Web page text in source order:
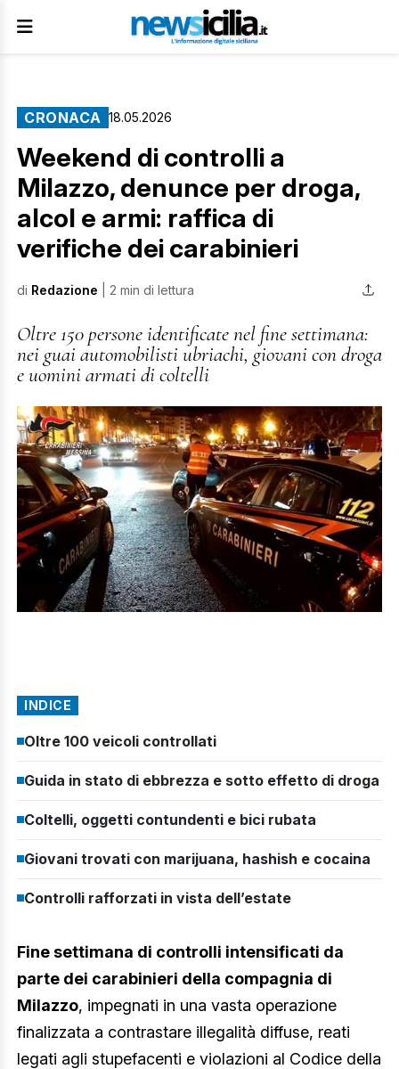
CRONACA 18.05.2026
Weekend di controlli a
Milazzo, denunce per droga,
alcol e armi: raffica di
verifiche dei carabinieri
di Redazione | 2 min di lettura
Oltre 150 persone identificate nel fine settimana:
nei guai automobilisti ubriachi, giovani con droga
e uomini armati di coltelli
INDICE
Oltre 100 veicoli controllati
Guida in stato di ebbrezza e sotto effetto di droga
Coltelli, oggetti contundenti e bici rubata
Giovani trovati con marijuana, hashish e cocaina
Controlli rafforzati in vista dell’estate
Fine settimana di controlli intensificati da
parte dei carabinieri della compagnia di
Milazzo, impegnati in una vasta operazione
finalizzata a contrastare illegalità diffuse, reati
legati agli stupefacenti e violazioni al Codice della